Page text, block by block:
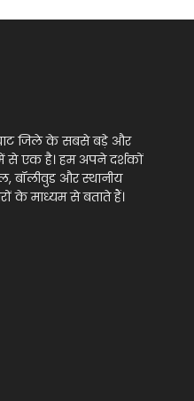
जिले के सबसे बड़े और
में से एक है। हम अपने दर्शकों
खेल, बॉलीवुड और स्थानीय
के माध्यम से बताते हैं।